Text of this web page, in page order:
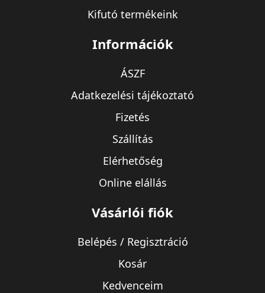
Kifutó termékeink
Információk
ÁSZF
Adatkezelési tájékoztató
Fizetés
Szállítás
Elérhetőség
Online elállás
Vásárlói fiók
Belépés / Regisztráció
Kosár
Kedvenceim